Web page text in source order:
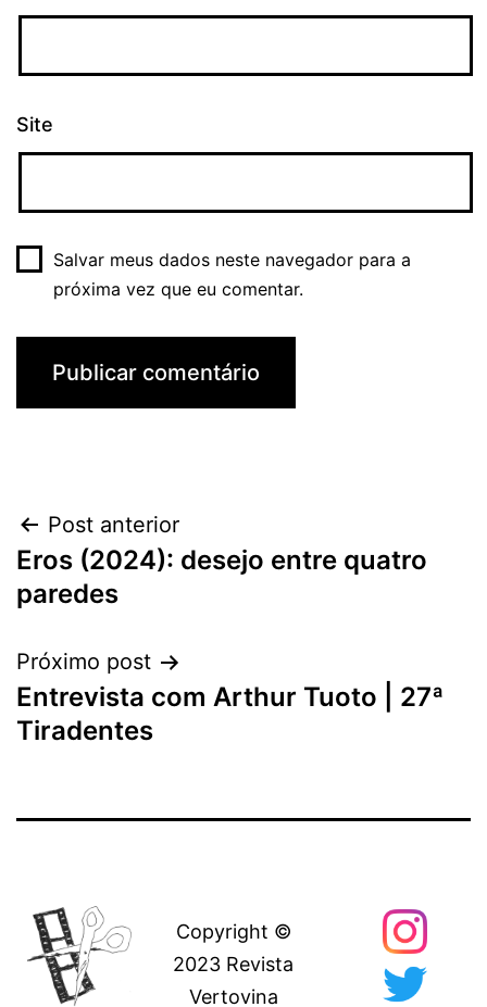
Site
Salvar meus dados neste navegador para a
próxima vez que eu comentar.
Navegação
de
Post anterior
Eros (2024): desejo entre quatro
paredes
Próximo post
Entrevista com Arthur Tuoto | 27ª
Tiradentes
Copyright ©
2023 Revista
Vertovina